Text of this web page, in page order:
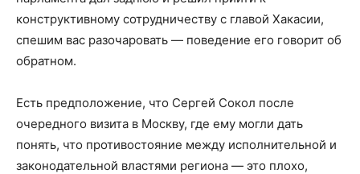
конструктивному сотрудничеству с главой Хакасии,
спешим вас разочаровать — поведение его говорит об
обратном.
Есть предположение, что Сергей Сокол после
очередного визита в Москву, где ему могли дать
понять, что противостояние между исполнительной и
законодательной властями региона — это плохо,